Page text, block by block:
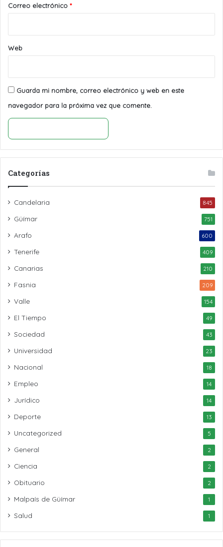
*Correo electrónico *
Web
Guarda mi nombre, correo electrónico y web en este
navegador para la próxima vez que comente.
Categorías
Candelaria 845
Güímar 751
Arafo 600
Tenerife 409
Canarias 210
Fasnia 209
Valle 154
El Tiempo 49
Sociedad 43
Universidad 23
Nacional 18
Empleo 14
Jurídico 14
Deporte 13
Uncategorized 5
General 2
Ciencia 2
Obituario 2
Malpaís de Güímar 1
Salud 1